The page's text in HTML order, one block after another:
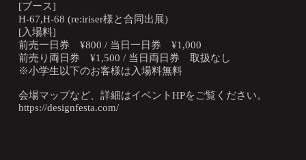
[ブース]
H-67,H-68 (re:iriser様と合同出展)
[入場料]
前売一日券 ¥800 / 当日一日券 ¥1,000
前売り両日券 ¥1,500 / 当日両日券 取扱なし
※小学生以下のお客様は入場料無料
会場マップなど、詳細はイベントHPをご覧ください。
https://designfesta.com/